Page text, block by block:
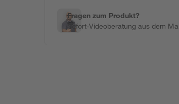
Fragen zum Produkt?
Sofort-Videoberatung aus dem